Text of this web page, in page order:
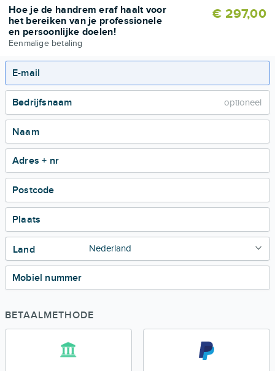
Hoe je de handrem eraf haalt voor
het bereiken van je professionele
en persoonlijke doelen!
Eenmalige betaling
€ 297,00
E-mail
Bedrijfsnaam
Naam
Adres + nr
Postcode
Plaats
Land
Mobiel nummer
BETAALMETHODE